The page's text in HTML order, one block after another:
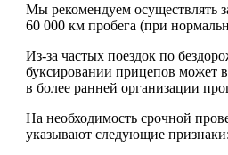
Мы рекомендуем осуществлять
60 000 км пробега (при
Из-за частых поездок по
буксировании прицепов может
в более ранней организации
На необходимость срочной
указывают следующие признаки: